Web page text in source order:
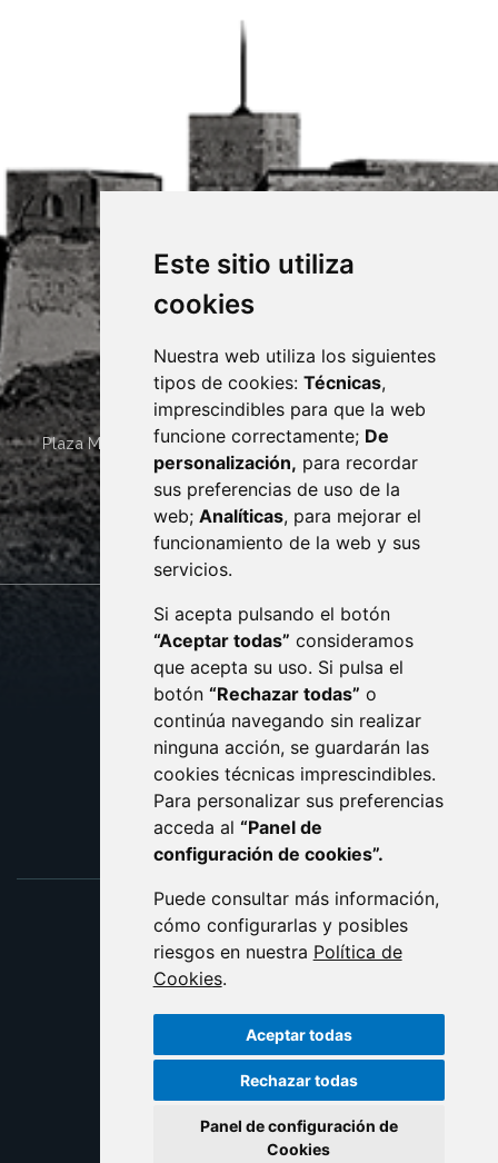
Este sitio utiliza
cookies
Nuestra web utiliza los siguientes
tipos de cookies: Técnicas,
imprescindibles para que la web
funcione correctamente; De
personalización, para recordar
sus preferencias de uso de la
web; Analíticas, para mejorar el
funcionamiento de la web y sus
servicios.
Si acepta pulsando el botón
“Aceptar todas” consideramos
que acepta su uso. Si pulsa el
botón “Rechazar todas” o
continúa navegando sin realizar
ninguna acción, se guardarán las
cookies técnicas imprescindibles.
Para personalizar sus preferencias
acceda al “Panel de
configuración de cookies”.
Puede consultar más información,
cómo configurarlas y posibles
riesgos en nuestra Política de
Cookies.
Aceptar todas
Rechazar todas
Panel de configuración de
Cookies
Plaza Mayor 4 22400 MONZÓN - ARAGÓN (ESPAÑA)
· (34) 974 400 700 ·
sac@monzon.es
monzon.es
CONTACTO
AVISO LEGAL
PROTECCIÓN DE DATOS
POLÍTICA DE COOKIES
ACCESIBILIDAD
ENLACE EXTERNO AL